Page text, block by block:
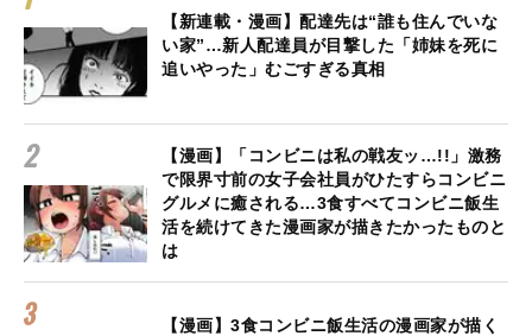
【新連載・漫画】配達先は“誰も住んでいな
い家”…新人配達員が目撃した「姉妹を死に
追いやった」むごすぎる真相
【漫画】「コンビニは私の戦友ッ…!!」激務
で限界寸前の女子会社員がひたすらコンビニ
グルメに癒される…3食すべてコンビニ飯生
活を続けてきた漫画家が描きたかったものと
は
【漫画】3食コンビニ飯生活の漫画家が描く